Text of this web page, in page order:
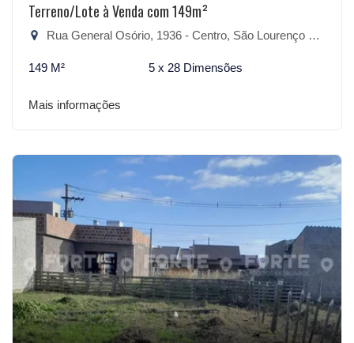
Terreno/Lote à Venda com 149m²
Rua General Osório, 1936 - Centro, São Lourenço do Sul-RS
149 M² 5 x 28 Dimensões
Mais informações